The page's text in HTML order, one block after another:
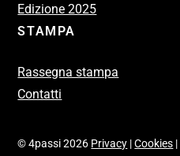
Edizione 2025
STAMPA
Rassegna stampa
Contatti
© 4passi 2026 Privacy |Cookies |